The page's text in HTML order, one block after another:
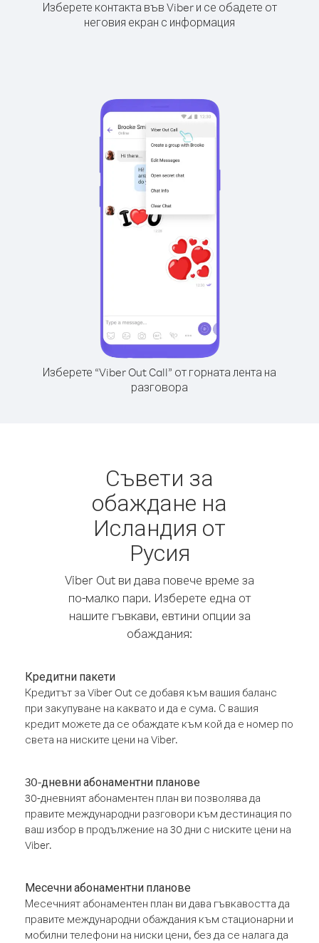
Изберете контакта във Viber и се обадете от
неговия екран с информация
Изберете “Viber Out Call” от горната лента на
разговора
Съвети за
обаждане на
Исландия от
Русия
Viber Out ви дава повече време за
по-малко пари. Изберете една от
нашите гъвкави, евтини опции за
обаждания:
Кредитни пакети
Кредитът за Viber Out се добавя към вашия баланс
при закупуване на каквато и да е сума. С вашия
кредит можете да се обаждате към кой да е номер по
света на ниските цени на Viber.
30-дневни абонаментни планове
30-дневният абонаментен план ви позволява да
правите международни разговори към дестинация по
ваш избор в продължение на 30 дни с ниските цени на
Viber.
Месечни абонаментни планове
Месечният абонаментен план ви дава гъвкавостта да
правите международни обаждания към стационарни и
мобилни телефони на ниски цени, без да се налага да